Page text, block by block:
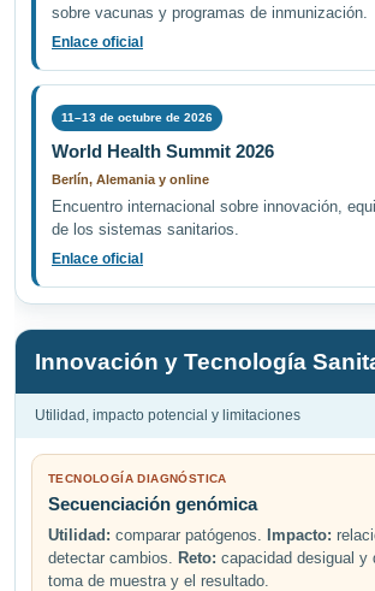
sobre vacunas y programas de inmunización.
Enlace oficial
11–13 de octubre de 2026
World Health Summit 2026
Berlín, Alemania y online
Encuentro internacional sobre innovación,
de los sistemas sanitarios.
Enlace oficial
Innovación y Tecnología
Utilidad, impacto potencial y limitaciones
TECNOLOGÍA DIAGNÓSTICA
Secuenciación genómica
Utilidad: comparar patógenos. Impacto:
detectar cambios. Reto: capacidad desigual y
toma de muestra y el resultado.